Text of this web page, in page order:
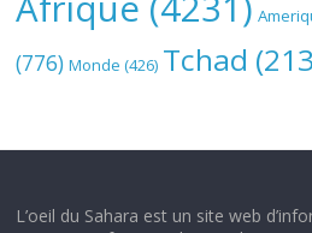
(776) Monde (426) Tchad
L’oeil du Sahara est un site web